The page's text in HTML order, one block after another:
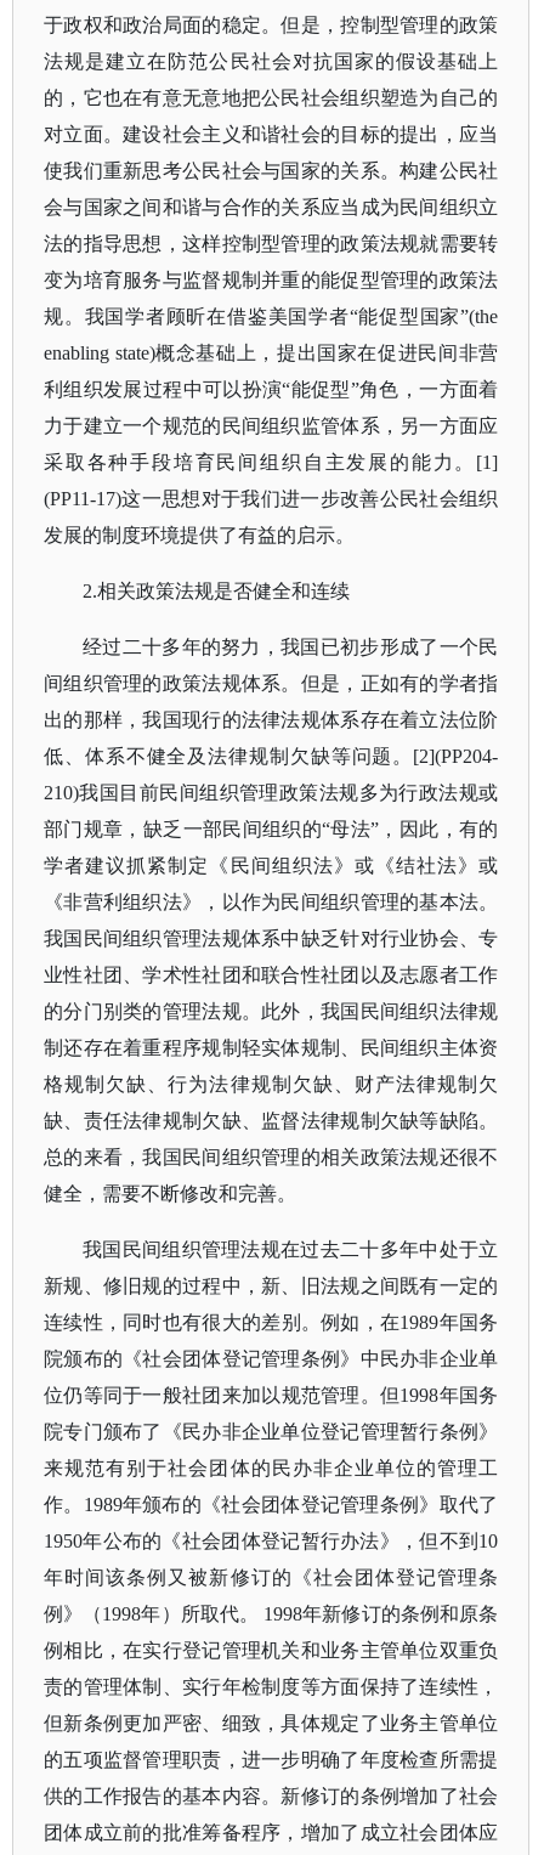
于政权和政治局面的稳定。但是，控制型管理的政策
法规是建立在防范公民社会对抗国家的假设基础上
的，它也在有意无意地把公民社会组织塑造为自己的
对立面。建设社会主义和谐社会的目标的提出，应当
使我们重新思考公民社会与国家的关系。构建公民社
会与国家之间和谐与合作的关系应当成为民间组织立
法的指导思想，这样控制型管理的政策法规就需要转
变为培育服务与监督规制并重的能促型管理的政策法
规。我国学者顾昕在借鉴美国学者“能促型国家”(the
enabling state)概念基础上，提出国家在促进民间非营
利组织发展过程中可以扮演“能促型”角色，一方面着
力于建立一个规范的民间组织监管体系，另一方面应
采取各种手段培育民间组织自主发展的能力。[1]
(PP11-17)这一思想对于我们进一步改善公民社会组织
发展的制度环境提供了有益的启示。
2.相关政策法规是否健全和连续
经过二十多年的努力，我国已初步形成了一个民
间组织管理的政策法规体系。但是，正如有的学者指
出的那样，我国现行的法律法规体系存在着立法位阶
低、体系不健全及法律规制欠缺等问题。 [2](PP204-
210)我国目前民间组织管理政策法规多为行政法规或
部门规章，缺乏一部民间组织的“母法”，因此，有的
学者建议抓紧制定《民间组织法》或《结社法》或
《非营利组织法》，以作为民间组织管理的基本法。
我国民间组织管理法规体系中缺乏针对行业协会、专
业性社团、学术性社团和联合性社团以及志愿者工作
的分门别类的管理法规。此外，我国民间组织法律规
制还存在着重程序规制轻实体规制、民间组织主体资
格规制欠缺、行为法律规制欠缺、财产法律规制欠
缺、责任法律规制欠缺、监督法律规制欠缺等缺陷。
总的来看，我国民间组织管理的相关政策法规还很不
健全，需要不断修改和完善。
我国民间组织管理法规在过去二十多年中处于立
新规、修旧规的过程中，新、旧法规之间既有一定的
连续性，同时也有很大的差别。例如，在1989年国务
院颁布的《社会团体登记管理条例》中民办非企业单
位仍等同于一般社团来加以规范管理。但1998年国务
院专门颁布了《民办非企业单位登记管理暂行条例》
来规范有别于社会团体的民办非企业单位的管理工
作。1989年颁布的《社会团体登记管理条例》取代了
1950年公布的《社会团体登记暂行办法》，但不到10
年时间该条例又被新修订的《社会团体登记管理条
例》（1998年）所取代。 1998年新修订的条例和原条
例相比，在实行登记管理机关和业务主管单位双重负
责的管理体制、实行年检制度等方面保持了连续性，
但新条例更加严密、细致，具体规定了业务主管单位
的五项监督管理职责，进一步明确了年度检查所需提
供的工作报告的基本内容。新修订的条例增加了社会
团体成立前的批准筹备程序，增加了成立社会团体应